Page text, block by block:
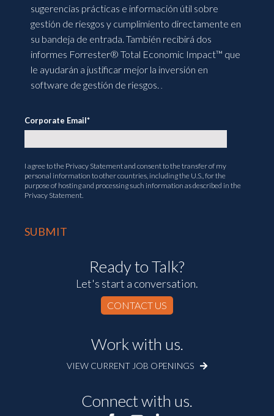
sugerencias prácticas e información útil sobre
gestión de riesgos y cumplimiento directamente en
su bandeja de entrada. También recibirá dos
informes Forrester® Total Economic Impact™ que
le ayudarán a justificar mejor la inversión en
software de gestión de riesgos. .
Corporate Email*
I agree to the Privacy Statementand consent to the transfer of my
personal information to other countries, including the U.S., for the
purpose of hosting and processing such information as described in the
Privacy Statement.
Ready to Talk?
Let's start a conversation.
CONTACT US
Work with us.
VIEW CURRENT JOB OPENINGS
Connect with us.